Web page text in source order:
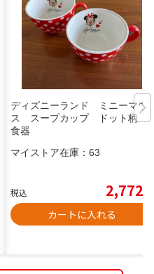
ディズニーランド ミニーマウ
ス スープカップ ドット柄
食器
マイストア在庫： 63
税込 2,772
カートに入れる